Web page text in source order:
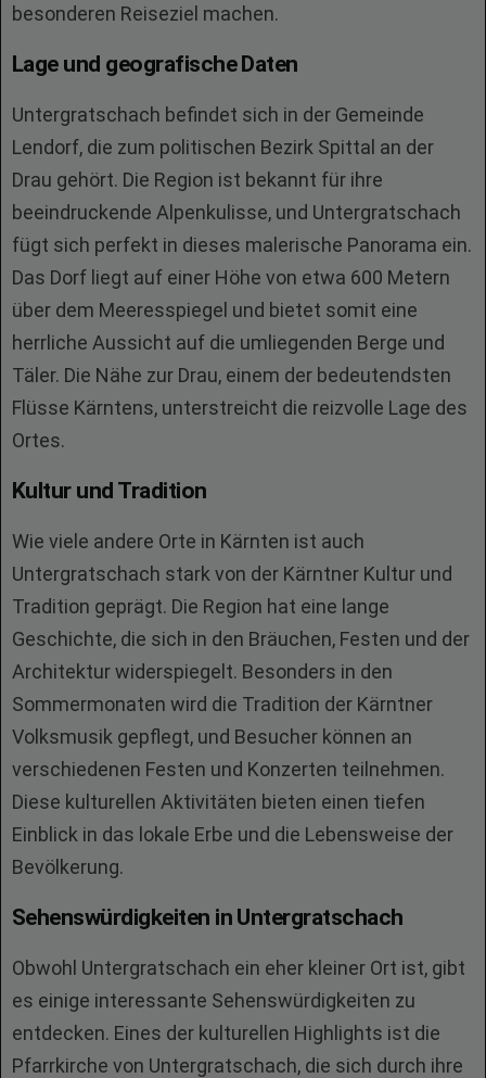
besonderen Reiseziel machen.
Lage und geografische Daten
Untergratschach befindet sich in der Gemeinde
Lendorf, die zum politischen Bezirk Spittal an der
Drau gehört. Die Region ist bekannt für ihre
beeindruckende Alpenkulisse, und Untergratschach
fügt sich perfekt in dieses malerische Panorama ein.
Das Dorf liegt auf einer Höhe von etwa 600 Metern
über dem Meeresspiegel und bietet somit eine
herrliche Aussicht auf die umliegenden Berge und
Täler. Die Nähe zur Drau, einem der bedeutendsten
Flüsse Kärntens, unterstreicht die reizvolle Lage des
Ortes.
Kultur und Tradition
Wie viele andere Orte in Kärnten ist auch
Untergratschach stark von der Kärntner Kultur und
Tradition geprägt. Die Region hat eine lange
Geschichte, die sich in den Bräuchen, Festen und der
Architektur widerspiegelt. Besonders in den
Sommermonaten wird die Tradition der Kärntner
Volksmusik gepflegt, und Besucher können an
verschiedenen Festen und Konzerten teilnehmen.
Diese kulturellen Aktivitäten bieten einen tiefen
Einblick in das lokale Erbe und die Lebensweise der
Bevölkerung.
Sehenswürdigkeiten in Untergratschach
Obwohl Untergratschach ein eher kleiner Ort ist, gibt
es einige interessante Sehenswürdigkeiten zu
entdecken. Eines der kulturellen Highlights ist die
Pfarrkirche von Untergratschach, die sich durch ihre